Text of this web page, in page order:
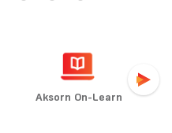
Aksorn On-Learn